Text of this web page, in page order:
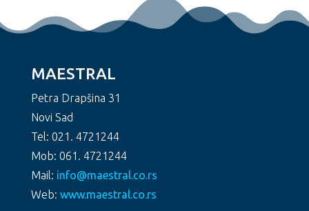
MAESTRAL
Petra Drapšina 31
Novi Sad
Tel: 021. 4721244
Mob: 061. 4721244
Mail: info@maestral.co.rs
Web: www.maestral.co.rs